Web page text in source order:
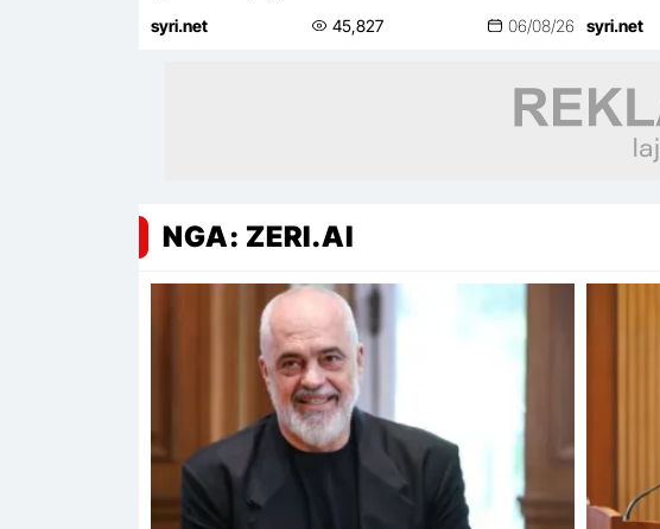
në largimin e Ramës
syri.net 45,827 06/08/26 syri.net
NGA: ZERI.AI